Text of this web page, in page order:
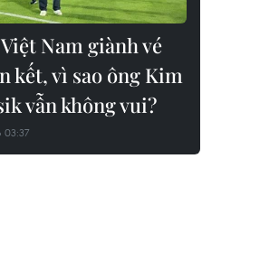
Nam giành vé
kết, vì sao ông Kim
vẫn không vui?